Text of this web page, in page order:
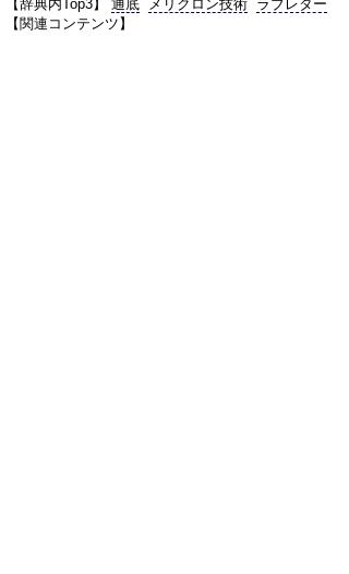
【辞典内Top3】 通底 メリクロン技術 ラブレター
【関連コンテンツ】